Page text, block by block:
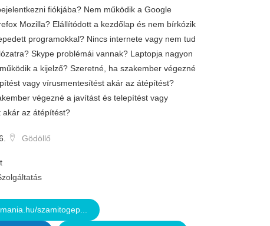
fiókjába? Nem működik a Google
Mozilla? Elállítódott a kezdőlap és nem bírkózik
programokkal? Nincs internete vagy nem tud
Skype problémái vannak? Laptopja nagyon
a kijelző? Szeretné, ha szakember végezné
vagy vírusmentesítést akár az átépítést?
végezné a javítást és telepítést vagy
az átépítést?
Gödöllő
szamitogep...